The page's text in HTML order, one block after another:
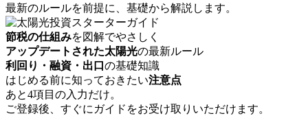
最新のルールを前提に、基礎から解説します。
節税の仕組みを図解でやさしく
アップデートされた太陽光の最新ルール
利回り・融資・出口 の基礎知識
はじめる前に知っておきたい注意点
あと4項目の入力だけ。
ご登録後、すぐにガイドをお受け取りいただけます。